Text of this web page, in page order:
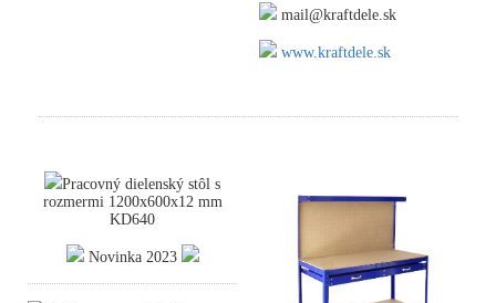
mail@kraftdele.sk
www.kraftdele.sk
Pracovný dielenský stôl s
rozmermi 1200x600x12 mm
KD640
Novinka 2023